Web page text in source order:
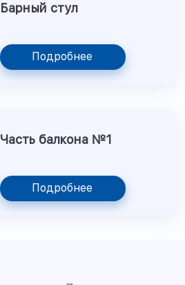
Барный стул
Подробнее
Часть балкона №1
Подробнее